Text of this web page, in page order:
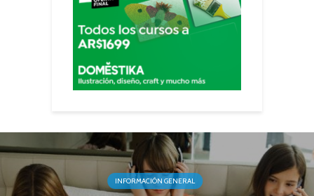
INFORMACIÓN GENERAL